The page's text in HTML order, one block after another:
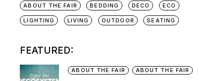
ABOUT THE FAIR BEDDING DECO ECO
LIGHTING LIVING OUTDOOR SEATING
FEATURED:
ABOUT THE FAIR ABOUT THE FAIR